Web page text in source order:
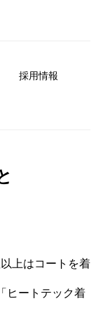
採用情報
上はコートを着
ヒートテック着